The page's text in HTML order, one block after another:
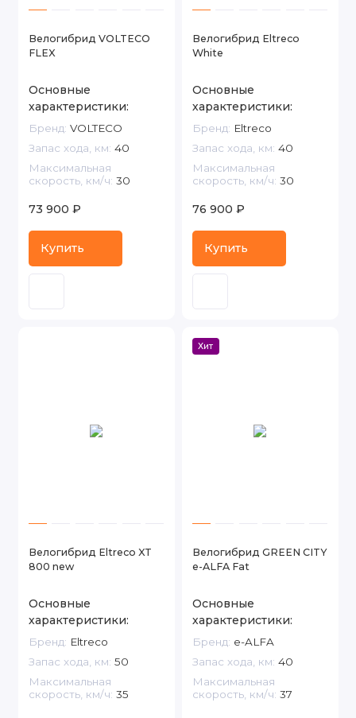
Велогибрид VOLTECO
FLEX
Основные
характеристики:
Бренд: VOLTECO
Запас хода, км: 40
Максимальная
скорость, км/ч: 30
73 900 ₽
Купить
Велогибрид Eltreco
White
Основные
характеристики:
Бренд: Eltreco
Запас хода, км: 40
Максимальная
скорость, км/ч: 30
76 900 ₽
Купить
Велогибрид Eltreco XT
800 new
Основные
характеристики:
Бренд: Eltreco
Запас хода, км: 50
Максимальная
скорость, км/ч: 35
Хит
Велогибрид GREEN CITY
e-ALFA Fat
Основные
характеристики:
Бренд: e-ALFA
Запас хода, км: 40
Максимальная
скорость, км/ч: 37